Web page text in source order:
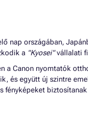
nap országában,
a "Kyosei"vállalati
a Canon nyomtatók
és együtt új szintre
fényképeket